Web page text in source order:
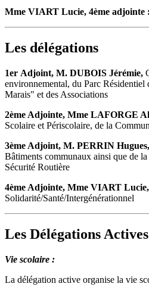
Mme VIART Lucie, 4ème adjointe :
Les délégations
1er Adjoint, M. DUBOIS Jérémie,
environnemental, du Parc
Marais" et des Associations
2ème Adjointe, Mme LAFORGE
Scolaire et Périscolaire, de la
3ème Adjoint, M. PERRIN Hugues,
Bâtiments communaux ainsi que de
Sécurité Routière
4ème Adjointe, Mme VIART Lucie,
Solidarité/Santé/Intergénérationnel
Les Délégations Actives
Vie scolaire :
La délégation active organise la vie